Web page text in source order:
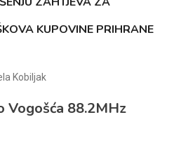
KUPOVINE PRIHRANE
Kobiljak
Vogošća 88.2MHz